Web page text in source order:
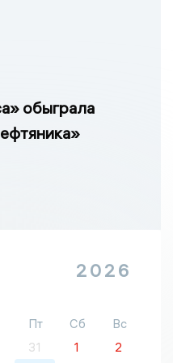
обыграла
2026
Пт Сб
Вс
31 1
2